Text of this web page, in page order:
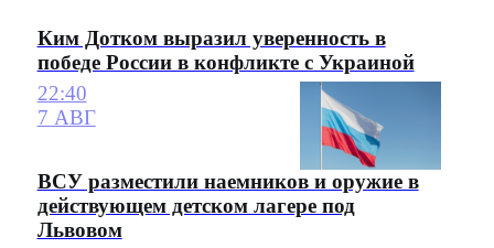
Ким Дотком выразил уверенность в
победе России в конфликте с Украиной
22:40
7 АВГ
ВСУ разместили наемников и оружие в
действующем детском лагере под
Львовом